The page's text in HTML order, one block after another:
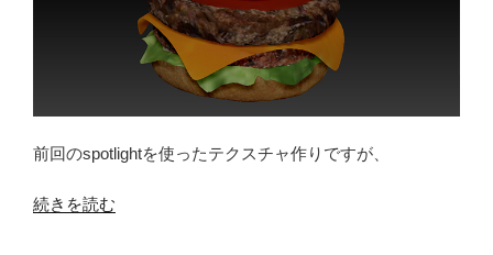
前回のspotlightを使ったテクスチャ作りですが、
“spotlight
続きを読む